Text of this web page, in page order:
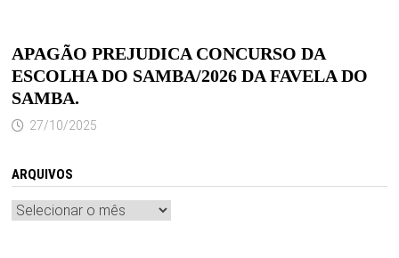
APAGÃO PREJUDICA CONCURSO DA
ESCOLHA DO SAMBA/2026 DA FAVELA DO
SAMBA.
27/10/2025
ARQUIVOS
Arquivos